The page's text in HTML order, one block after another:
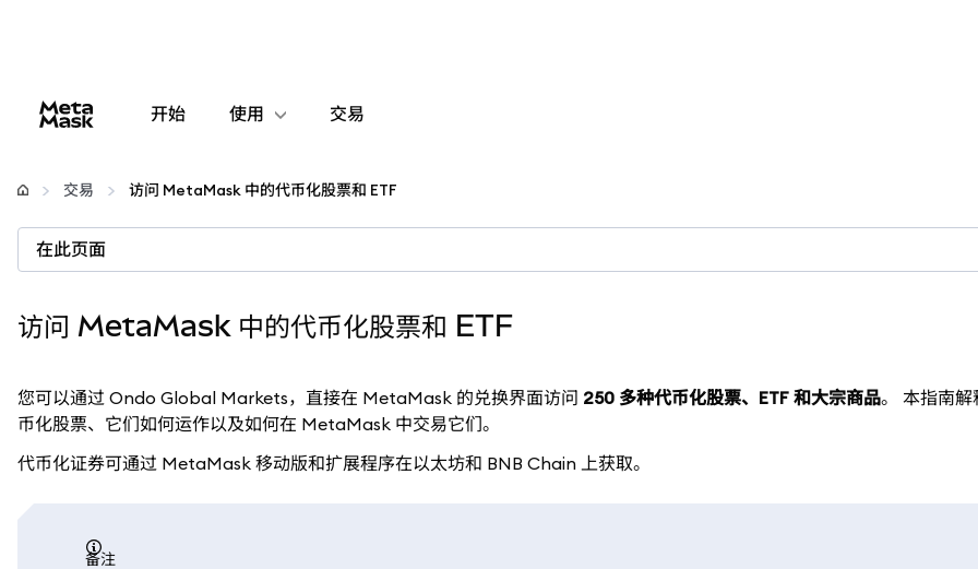
开始 使用
配置
管理加密货币
交易
交易 访问 MetaMask 中的代币化股票和 ETF
在此页面
访问 MetaMask 中的代币化股票和 ETF
您可以通过 Ondo Global Markets，直接在 MetaMask 的兑换界面访问 250 多种代币化股票、ETF 和大宗商品。 本指南
币化股票、它们如何运作以及如何在 MetaMask 中交易它们。
代币化证券可通过 MetaMask 移动版和扩展程序在以太坊和 BNB Chain 上获取。
备注